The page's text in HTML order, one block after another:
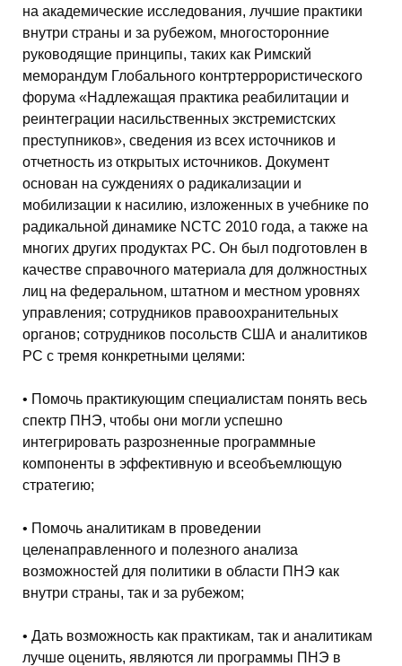
на академические исследования, лучшие практики
внутри страны и за рубежом, многосторонние
руководящие принципы, таких как Римский
меморандум Глобального контртеррористического
форума «Надлежащая практика реабилитации и
реинтеграции насильственных экстремистских
преступников», сведения из всех источников и
отчетность из открытых источников. Документ
основан на суждениях о радикализации и
мобилизации к насилию, изложенных в учебнике по
радикальной динамике NCTC 2010 года, а также на
многих других продуктах РС. Он был подготовлен в
качестве справочного материала для должностных
лиц на федеральном, штатном и местном уровнях
управления; сотрудников правоохранительных
органов; сотрудников посольств США и аналитиков
РС с тремя конкретными целями:
• Помочь практикующим специалистам понять весь
спектр ПНЭ, чтобы они могли успешно
интегрировать разрозненные программные
компоненты в эффективную и всеобъемлющую
стратегию;
• Помочь аналитикам в проведении
целенаправленного и полезного анализа
возможностей для политики в области ПНЭ как
внутри страны, так и за рубежом;
• Дать возможность как практикам, так и аналитикам
лучше оценить, являются ли программы ПНЭ в